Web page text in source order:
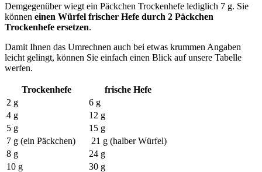
Demgegenüber wiegt ein Päckchen Trockenhefe lediglich 7 g. Sie
können einen Würfel frischer Hefe durch 2 Päckchen
Trockenhefe ersetzen.
Damit Ihnen das Umrechnen auch bei etwas krummen Angaben
leicht gelingt, können Sie einfach einen Blick auf unsere Tabelle
werfen.
Trockenhefe
frische Hefe
2 g
6 g
4 g
12 g
5 g
15 g
7 g (ein Päckchen)
21 g (halber Würfel)
8 g
24 g
10 g
30 g